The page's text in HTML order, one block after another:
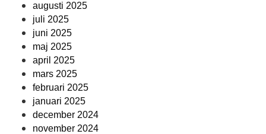
augusti 2025
juli 2025
juni 2025
maj 2025
april 2025
mars 2025
februari 2025
januari 2025
december 2024
november 2024